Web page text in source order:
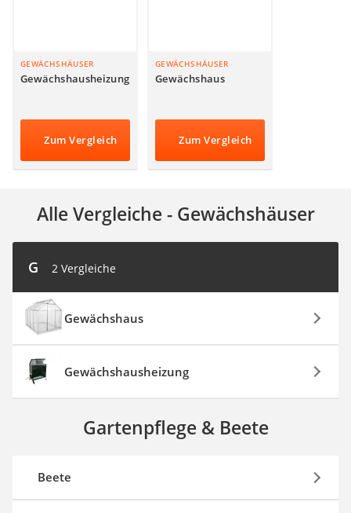
GEWÄCHSHÄUSER
Gewächshausheizung
Zum Vergleich
GEWÄCHSHÄUSER
Gewächshaus
Zum Vergleich
Alle Vergleiche - Gewächshäuser
G 2 Vergleiche
Gewächshaus
Gewächshausheizung
Gartenpflege & Beete
Beete